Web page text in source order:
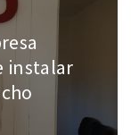
instalar